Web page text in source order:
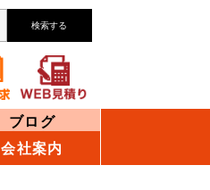
検索する
ブログ
会社案内